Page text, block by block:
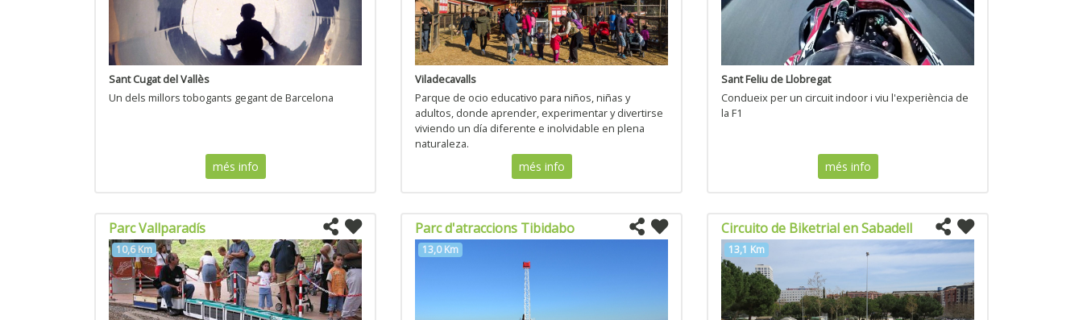
Sant Cugat del Vallès
Un dels millors tobogants gegant de Barcelona
més info
Viladecavalls
Parque de ocio educativo para niños, niñas y
adultos, donde aprender, experimentar y divertirse
viviendo un día diferente e inolvidable en plena
naturaleza.
més info
Sant Feliu de Llobregat
Condueix per un circuit indoor i viu l'experiència de
la F1
més info
Parc Vallparadís
10,6 Km
Parc d'atraccions Tibidabo
13,0 Km
Circuito de Biketrial en Sabadell
13,1 Km